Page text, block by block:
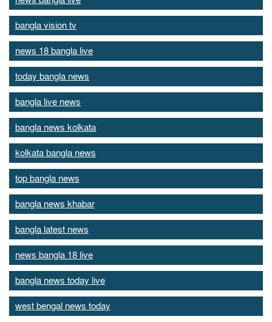
bangla vision tv
news 18 bangla live
today bangla news
bangla live news
bangla news kolkata
kolkata bangla news
top bangla news
bangla news khabar
bangla latest news
news bangla 18 live
bangla news today live
west bengal news today